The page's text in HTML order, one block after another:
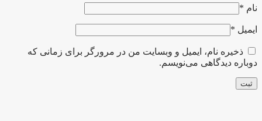
نام *
ایمیل *
ذخیره نام، ایمیل و وبسایت من در مرورگر برای زمانی که
دوباره دیدگاهی می‌نویسم.